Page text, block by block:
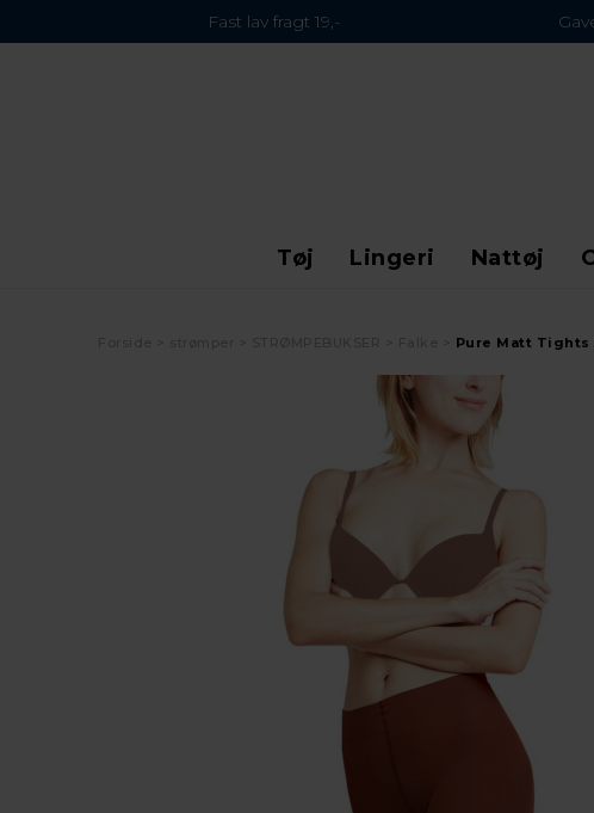
Fast lav fragt 19,-
Tøj Lingeri Nattøj
Pure Matt Tights